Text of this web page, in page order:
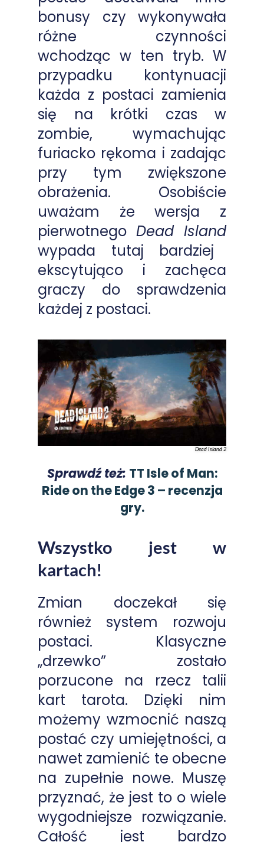
bonusy czy wykonywała
różne czynności
wchodząc w ten tryb. W
przypadku kontynuacji
każda z postaci zamienia
się na krótki czas w
zombie, wymachując
furiacko rękoma i zadając
przy tym zwiększone
obrażenia. Osobiście
uważam że wersja z
pierwotnego Dead Island
wypada tutaj bardziej
ekscytująco i zachęca
graczy do sprawdzenia
każdej z postaci.
Dead Island 2
Sprawdź też: TT Isle of Man:
Ride on the Edge 3 – recenzja
gry.
Wszystko jest w
kartach!
Zmian doczekał się
również system rozwoju
postaci. Klasyczne
„drzewko” zostało
porzucone na rzecz talii
kart tarota. Dzięki nim
możemy wzmocnić naszą
postać czy umiejętności, a
nawet zamienić te obecne
na zupełnie nowe. Muszę
przyznać, że jest to o wiele
wygodniejsze rozwiązanie.
Całość jest bardzo